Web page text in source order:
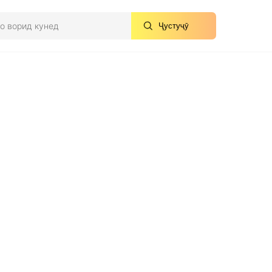
Ҷустуҷӯ